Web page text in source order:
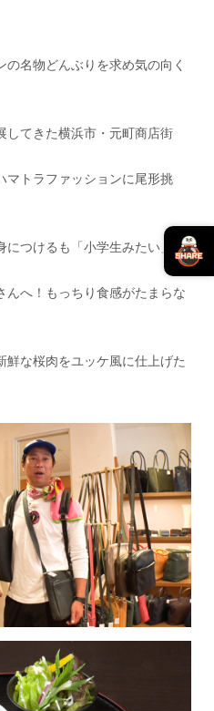
名物どんぶりを求め気の向く
てきた横浜市・元町商店街
トラファッションに尾形挑
つけるも「小学生みたい」
へ！もっちり食感がたまらな
な桜肉をユッケ風に仕上げた